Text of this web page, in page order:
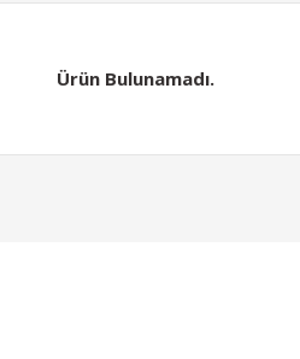
Gönder
Ürün Bulunamadı.